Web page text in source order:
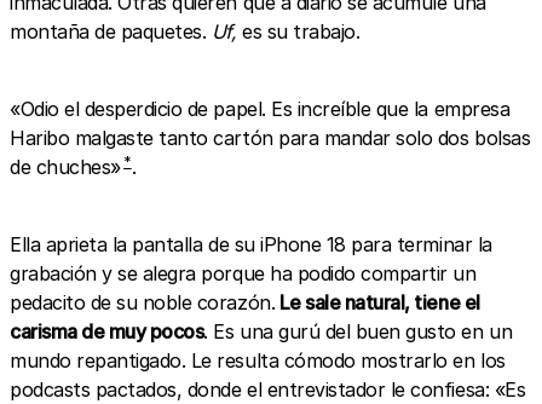
montaña de paquetes. Uf, es su trabajo.
«Odio el desperdicio de papel. Es increíble que la empresa
Haribo malgaste tanto cartón para mandar solo dos bolsas
de chuches» *.
Ella aprieta la pantalla de su iPhone 18 para terminar la
grabación y se alegra porque ha podido compartir un
pedacito de su noble corazón. Le sale natural, tiene el
carisma de muy pocos. Es una gurú del buen gusto en un
mundo repantigado. Le resulta cómodo mostrarlo en los
podcasts pactados, donde el entrevistador le confiesa: «Es